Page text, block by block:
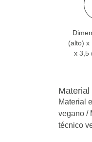
(alto) x
x 3,5
Material
Material
vegano /
técnico